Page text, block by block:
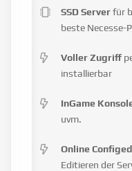
SSD Serverfür
beste Necesse-
Voller Zugriff
installierbar
InGame
uvm.
Online
Editieren der